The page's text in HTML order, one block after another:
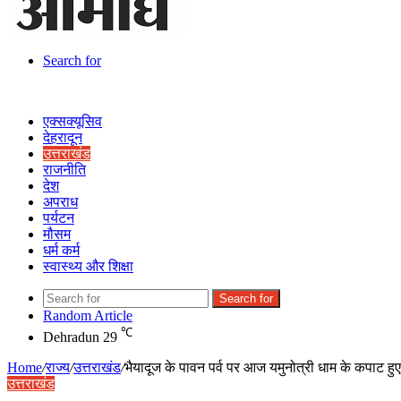
Search for
एक्सक्यूसिव
देहरादून
उत्तराखंड
राजनीति
देश
अपराध
पर्यटन
मौसम
धर्म कर्म
स्वास्थ्य और शिक्षा
Search for
Random Article
Dehradun 29 ℃
Home/राज्य/उत्तराखंड/भैयादूज के पावन पर्व पर आज यमुनोत्री धाम के कपाट
उत्तराखंड